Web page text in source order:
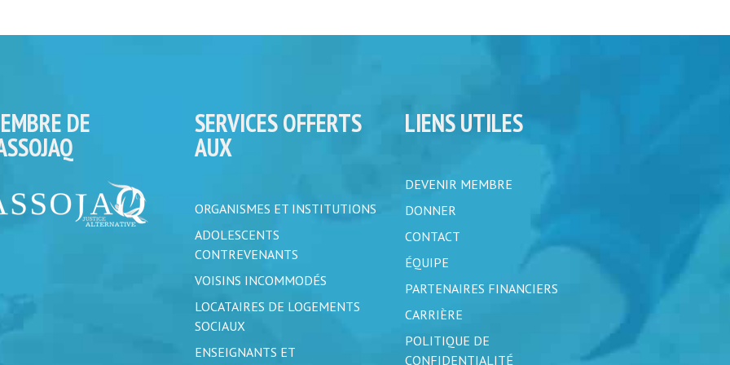
DE SERVICES OFFERTS
AUX
ORGANISMES ET INSTITUTIONS
ADOLESCENTS
CONTREVENANTS
VOISINS INCOMMODÉS
LOCATAIRES DE LOGEMENTS
SOCIAUX
ENSEIGNANTS ET
LIENS UTILES
DEVENIR MEMBRE
DONNER
CONTACT
ÉQUIPE
PARTENAIRES FINANCIERS
CARRIÈRE
POLITIQUE DE
CONFIDENTIALITÉ